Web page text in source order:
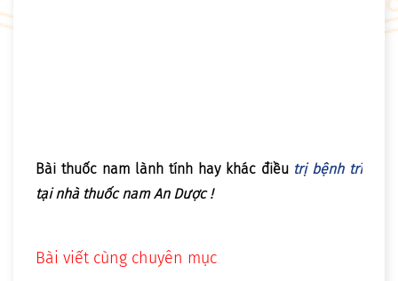
Bài thuốc nam lành tính hay khác điều trị bệnh trĩ
tại nhà thuốc nam An Dược !
Bài viết cùng chuyên mục